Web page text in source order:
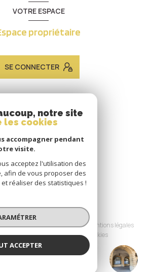
LAVEINE IMMOBILIER METZ
VOTRE ESPACE
propriétaire
SE CONNECTER
ADHÉRENTS
Nous adhérons
Nos partenaires
Mentions légales
Politique RGPD Cookies
par :
notre site
les cookies
accompagner pendant
visite.
acceptez l'utilisation des
afin de vous proposer des
réaliser des statistiques !
ACCEPTER